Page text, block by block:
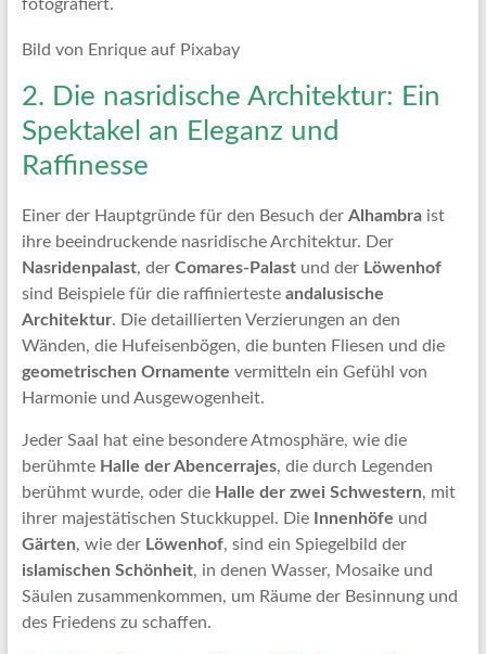
Bild von Enrique auf Pixabay
2. Die nasridische Architektur: Ein
Spektakel an Eleganz und
Raffinesse
Einer der Hauptgründe für den Besuch der Alhambraist
ihre beeindruckende nasridische Architektur. Der
Nasridenpalast, der Comares-Palastund der Löwenhof
sind Beispiele für die raffinierteste andalusische
Architektur. Die detaillierten Verzierungen an den
Wänden, die Hufeisenbögen, die bunten Fliesen und die
geometrischen Ornamente vermitteln ein Gefühl von
Harmonie und Ausgewogenheit.
Jeder Saal hat eine besondere Atmosphäre, wie die
berühmte Halle der Abencerrajes, die durch Legenden
berühmt wurde, oder die Halle der zwei Schwestern, mit
ihrer majestätischen Stuckkuppel. Die
Innenhöfe und
Gärten, wie der Löwenhof, sind ein Spiegelbild der
islamischen Schönheit, in denen Wasser, Mosaike und
Säulen zusammenkommen, um Räume der Besinnung und
des Friedens zu schaffen.